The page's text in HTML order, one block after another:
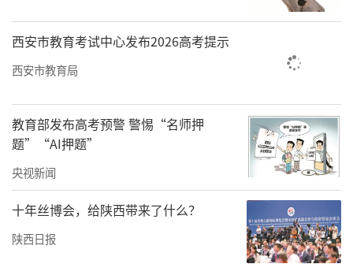
东西长约80米，南北宽约50米，面积达4000平
方米。墓室高15米，主体尚未坍塌，墓室地面
距封土顶72米。在地宫石质宫墙外还有阻排水
宫中有大量水银，墓室中可能还有金属制品。
墓室有四向墓道，东墓道最长，为主墓道。
据此，可以说历史文献中关于秦始皇陵地宫里
有水银的记载，是可信的。
水银从哪来
西安市教育考试中心发布2026高考提示
西安市教育局
教育部发布高考预警 警惕“名师押
题”“AI押题”
央视新闻
十年丝博会，给陕西带来了什么？
陕西日报